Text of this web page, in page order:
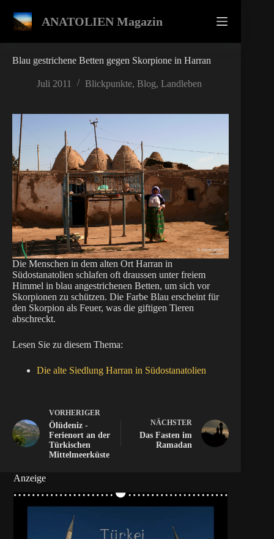
Inhalt
springen
ANATOLIEN Magazin
Blau gestrichene Betten gegen Skorpione in Harran
Juli 2011 Blickpunkte, Blog, Landleben
Die Menschen in dem alten Ort Harran in
Südostanatolien schlafen oft draussen unter freiem
Himmel in blau angestrichenen Betten, um sich vor
Skorpionen zu schützen. Die Farbe Blau erscheint für
den Skorpion als Feuer, was die giftigen Tieren
abschreckt.
Lesen Sie zu diesem Thema:
Die alte Siedlung Harran in Südostanatolien
VORHERIGER
Ölüdeniz -
Ferienort an der
Türkischen
Mittelmeerküste
NÄCHSTER
Das Fasten im
Ramadan
Anzeige